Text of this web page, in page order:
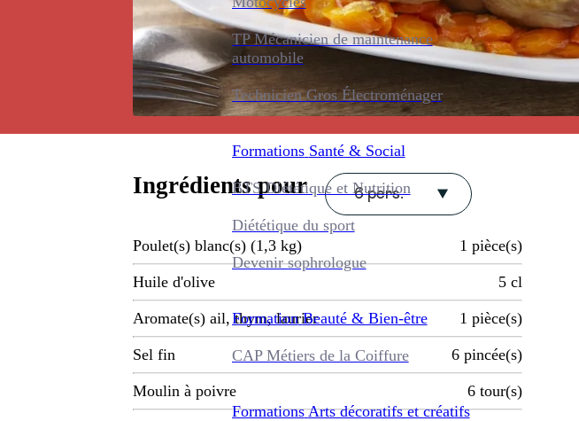
TP Mécanicien de maintenance
automobile
Technicien Gros Électroménager
Formations Santé & Social
BTS Diététique et Nutrition
Diététique du sport
Devenir sophrologue
Formation Beauté & Bien-être
CAP Métiers de la Coiffure
Formations Arts décoratifs et créatifs
Ingrédients pour 6 pers.
Poulet(s) blanc(s) (1,3 kg) 1 pièce(s)
Huile d'olive 5 cl
Aromate(s) ail, thym, laurier 1 pièce(s)
Sel fin 6 pincée(s)
Moulin à poivre 6 tour(s)